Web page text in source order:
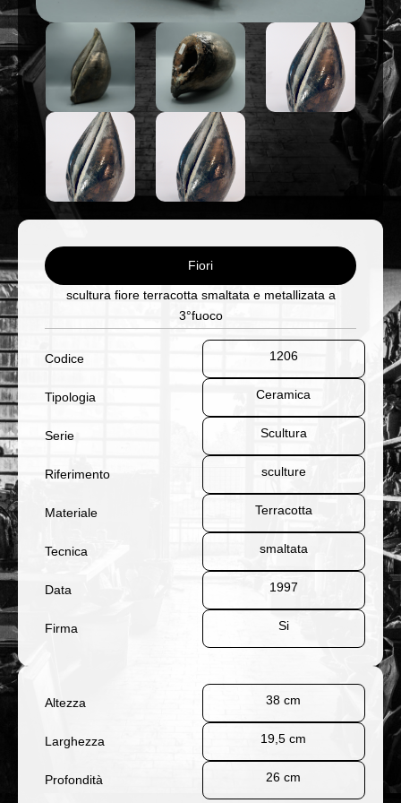
Fiori
scultura fiore terracotta smaltata e metallizata a
3°fuoco
Codice 1206
Tipologia Ceramica
Serie Scultura
Riferimento sculture
Materiale Terracotta
Tecnica smaltata
Data 1997
Firma Si
Altezza 38 cm
Larghezza 19,5 cm
Profondità 26 cm